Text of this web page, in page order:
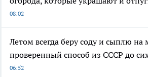
08:02
Летом всегда беру соду и сыплю на
проверенный способ из СССР до
06:52